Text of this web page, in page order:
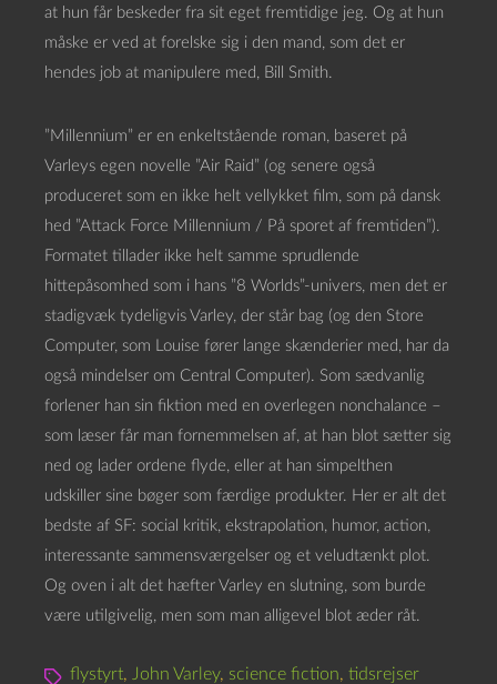
at hun får beskeder fra sit eget fremtidige jeg. Og at hun
måske er ved at forelske sig i den mand, som det er
hendes job at manipulere med, Bill Smith.
”Millennium” er en enkeltstående roman, baseret på
Varleys egen novelle ”Air Raid” (og senere også
produceret som en ikke helt vellykket film, som på dansk
hed ”Attack Force Millennium / På sporet af fremtiden”).
Formatet tillader ikke helt samme sprudlende
hittepåsomhed som i hans ”8 Worlds”-univers, men det er
stadigvæk tydeligvis Varley, der står bag (og den Store
Computer, som Louise fører lange skænderier med, har da
også mindelser om Central Computer). Som sædvanlig
forlener han sin fiktion med en overlegen nonchalance –
som læser får man fornemmelsen af, at han blot sætter sig
ned og lader ordene flyde, eller at han simpelthen
udskiller sine bøger som færdige produkter. Her er alt det
bedste af SF: social kritik, ekstrapolation, humor, action,
interessante sammensværgelser og et veludtænkt plot.
Og oven i alt det hæfter Varley en slutning, som burde
være utilgivelig, men som man alligevel blot æder råt.
flystyrt, John Varley, science fiction, tidsrejser